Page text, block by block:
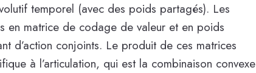
temporel (avec des poids partagés). Les
en matrice de codage de valeur et en poids
d’action conjoints. Le produit de ces matrices
à l’articulation, qui est la combinaison convexe